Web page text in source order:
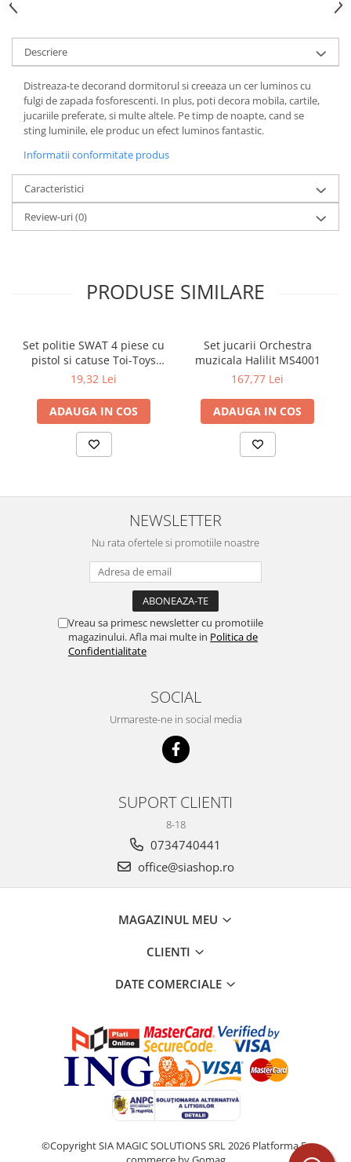
Descriere
Distreaza-te decorand dormitorul si creeaza un cer luminos cu
fulgi de zapada fosforescenti. In plus, poti decora mobila, cartile,
jucariile preferate, si multe altele. Pe timp de noapte, cand se
sting luminile, ele produc un efect luminos fantastic.
Informatii conformitate produs
Caracteristici
Review-uri(0)
PRODUSE SIMILARE
Set politie SWAT 4 piese cu
pistol si catuse Toi-Toys
TT14150A
19,32 Lei
ADAUGA IN COS
Set jucarii Orchestra
muzicala Halilit MS4001
167,77 Lei
ADAUGA IN COS
NEWSLETTER
Nu rata ofertele si promotiile noastre
Vreau sa primesc newsletter cu promotiile
magazinului. Afla mai multe in Politica de
Confidentialitate
SOCIAL
Urmareste-ne in social media
SUPORT CLIENTI
8-18
0734740441
office@siashop.ro
MAGAZINUL MEU
CLIENTI
DATE COMERCIALE
©Copyright SIA MAGIC SOLUTIONS SRL 2026 Platforma E-